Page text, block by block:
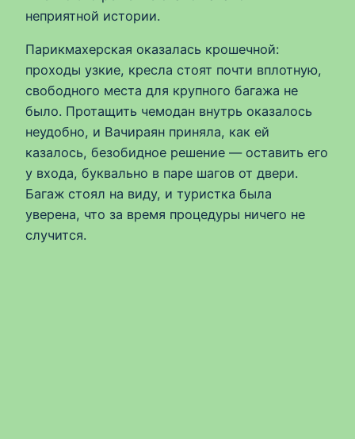
неприятной истории.
Парикмахерская оказалась крошечной:
проходы узкие, кресла стоят почти вплотную,
свободного места для крупного багажа не
было. Протащить чемодан внутрь оказалось
неудобно, и Вачираян приняла, как ей
казалось, безобидное решение — оставить его
у входа, буквально в паре шагов от двери.
Багаж стоял на виду, и туристка была
уверена, что за время процедуры ничего не
случится.